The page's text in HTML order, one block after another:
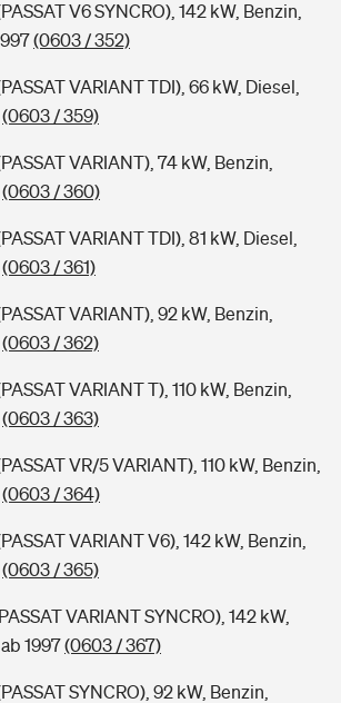
V6 SYNCRO), 142 kW, Benzin,
(0603 / 352)
VARIANT TDI), 66 kW, Diesel,
(0603 / 359)
VARIANT), 74 kW, Benzin,
(0603 / 360)
VARIANT TDI), 81 kW, Diesel,
(0603 / 361)
VARIANT), 92 kW, Benzin,
(0603 / 362)
VARIANT T), 110 kW, Benzin,
(0603 / 363)
VR/5 VARIANT), 110 kW, Benzin,
(0603 / 364)
VARIANT V6), 142 kW, Benzin,
(0603 / 365)
VARIANT SYNCRO), 142 kW,
1997(0603 / 367)
SYNCRO), 92 kW, Benzin,